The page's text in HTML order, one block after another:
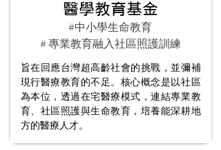
醫學教育基金
#中小學生命教育
# 專業教育融入社區照護訓練
旨在回應台灣超高齡社會的挑戰，並彌補
現行醫療教育的不足。核心概念是以社區
為本位，透過在宅醫療模式，連結專業教
育、社區照護與生命教育，培養能深耕地
方的醫療人才。